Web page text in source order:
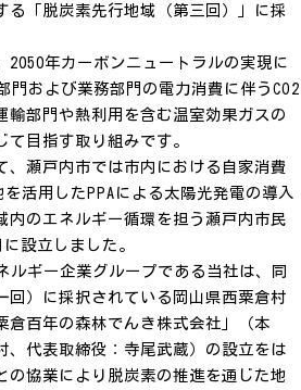
る「脱炭素先行地域（第三回）」に採
2050年カーボンニュートラルの実現に
門および業務部門の電力消費に伴うCO2
輸部門や熱利用を含む温室効果ガスの
目指す取り組みです。
、瀬戸内市では市内における自家消費
活用したPPAによる太陽光発電の導入
内のエネルギー循環を担う瀬戸内市民
設立しました。
ルギー企業グループである当社は、同
回）に採択されている岡山県西粟倉村
倉百年の森林でんき株式会社」（本
、代表取締役：寺尾武蔵）の設立をは
の協業により脱炭素の推進を通じた地